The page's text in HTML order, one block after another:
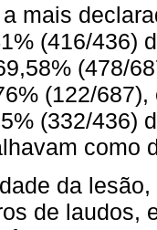
mais
(416/436)
(478/
(122/
(332/436)
como
da
de laudos,